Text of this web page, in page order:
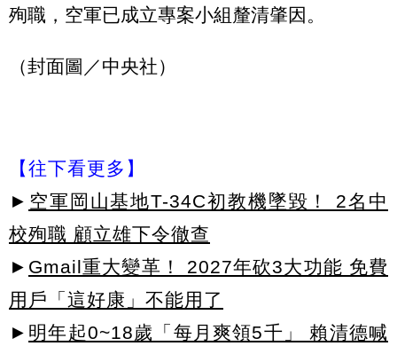
殉職，空軍已成立專案小組釐清肇因。
（封面圖／中央社）
【往下看更多】
► 空軍岡山基地T-34C初教機墜毀！ 2名中
校殉職 顧立雄下令徹查
► Gmail重大變革！ 2027年砍3大功能 免費
用戶「這好康」不能用了
► 明年起0~18歲「每月爽領5千」 賴清德喊